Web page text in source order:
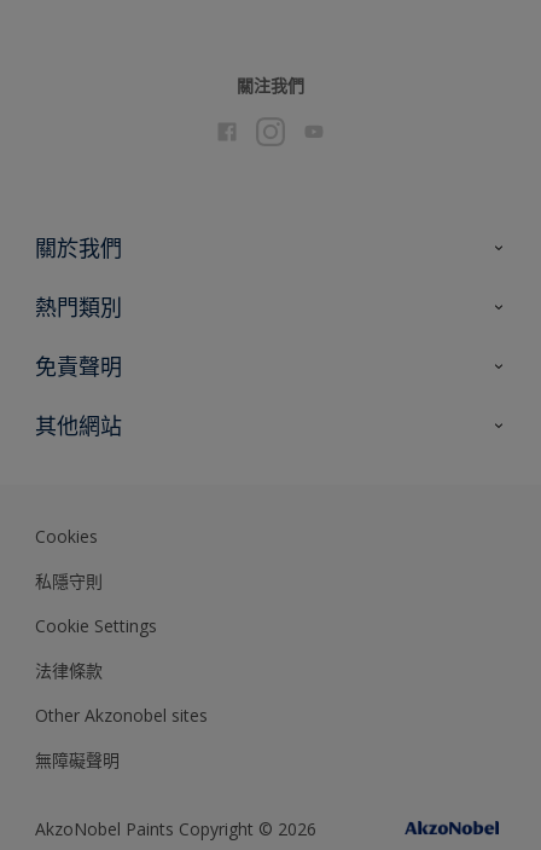
關注我們
關於我們
聯絡我們
熱門類別
尋找顏色
專家見解
免責聲明
色彩準確度
其他網站
Cookies
私隱守則
Cookie Settings
法律條款
Other Akzonobel sites
無障礙聲明
AkzoNobel Paints Copyright © 2026